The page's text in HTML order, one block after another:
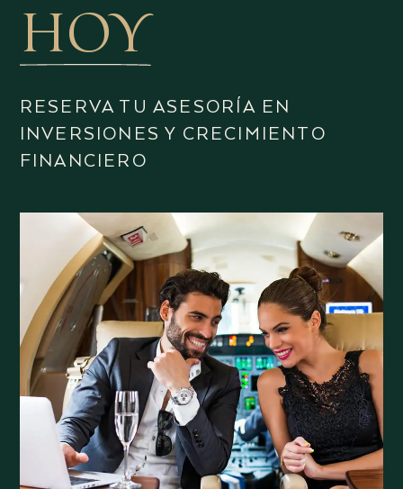
HOY
RESERVA TU ASESORÍA EN
INVERSIONES Y CRECIMIENTO
FINANCIERO